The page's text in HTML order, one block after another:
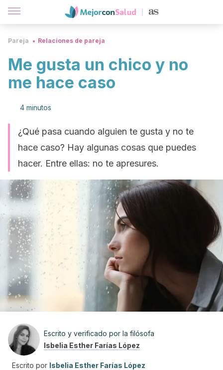
Pareja Relaciones de pareja
Me gusta un chico y no
me hace caso
4 minutos
¿Qué pasa cuando alguien te gusta y no te
hace caso? Hay algunas cosas que puedes
hacer. Entre ellas: no te apresures.
Escrito y verificado por la filósofa
Isbelia Esther Farías López
Escrito por Isbelia Esther Farías López